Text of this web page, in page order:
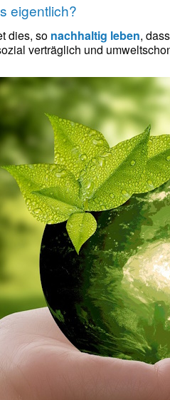
eigentlich?
dies, so nachhaltig leben,
verträglich und